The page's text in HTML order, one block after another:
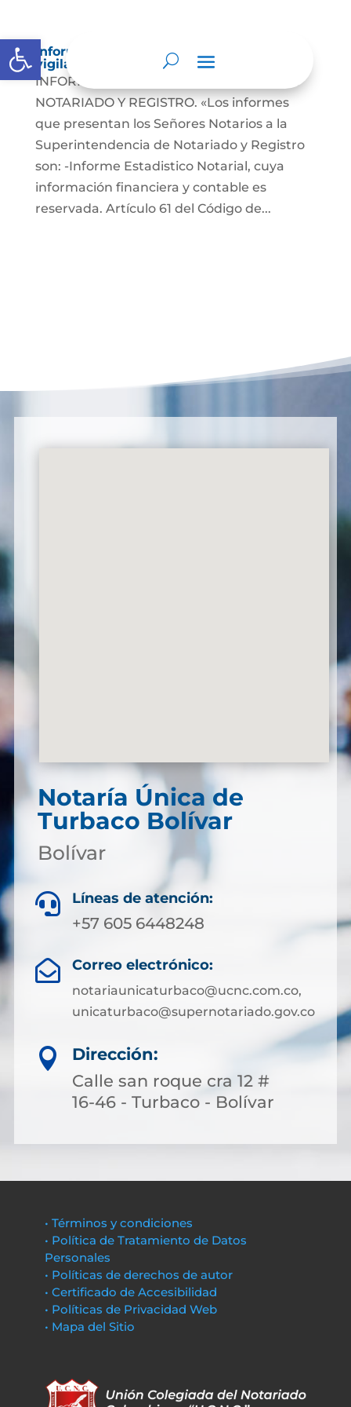
Abrir barra de herramientas
Informes a organismos de inspección,
vigilancia y control
INFORMES A LA SUPERINTENDENCIA DE
NOTARIADO Y REGISTRO. «Los informes
que presentan los Señores Notarios a la
Superintendencia de Notariado y Registro
son: -Informe Estadistico Notarial, cuya
información financiera y contable es
reservada. Artículo 61 del Código de...
Notaría Única de
Turbaco Bolívar
Bolívar
 Líneas de atención:
+57 605 6448248
 Correo electrónico:
notariaunicaturbaco@ucnc.com.co,
unicaturbaco@supernotariado.gov.co

Dirección:
Calle san roque cra 12 #
16-46 - Turbaco - Bolívar
• Términos y condiciones
• Política de Tratamiento de Datos
Personales
• Políticas de derechos de autor
• Certificado de Accesibilidad
• Políticas de Privacidad Web
• Mapa del Sitio